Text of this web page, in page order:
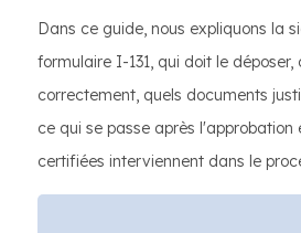
Dans ce guide, nous expliquons la
formulaire I-131, qui doit le
correctement, quels documents
ce qui se passe après l'approbation
certifiées interviennent dans le